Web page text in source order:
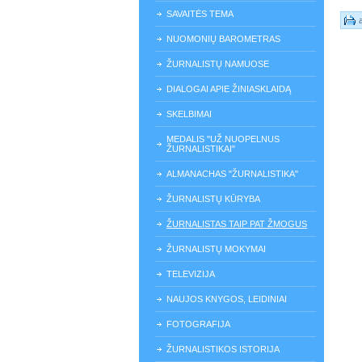
SAVAITĖS TEMA
NUOMONIŲ BAROMETRAS
ŽURNALISTŲ NAMUOSE
DIALOGAI APIE ŽINIASKLAIDĄ
SKELBIMAI
MEDALIS "UŽ NUOPELNUS
ŽURNALISTIKAI"
ALMANACHAS "ŽURNALISTIKA"
ŽURNALISTŲ KŪRYBA
ŽURNALISTAS TAIP PAT ŽMOGUS
ŽURNALISTŲ MOKYMAI
TELEVIZIJA
NAUJOS KNYGOS, LEIDINIAI
FOTOGRAFIJA
ŽURNALISTIKOS ISTORIJA